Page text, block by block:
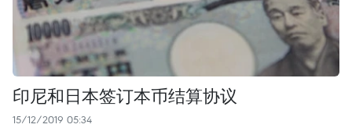
印尼和日本签订本币结算协议
15/12/2019 05:34